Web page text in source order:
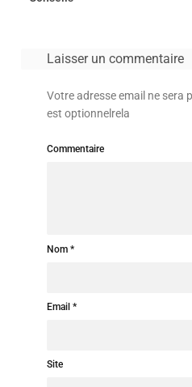
Laisser un commentaire
Votre adresse email ne sera
est optionnelrela
Commentaire
Nom
Email
Site